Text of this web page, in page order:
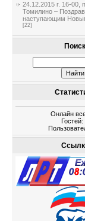
24.12.2015 г. 16-00,
Томилино –
наступающим
[22]
Поиск
Онлайн
Гостей: